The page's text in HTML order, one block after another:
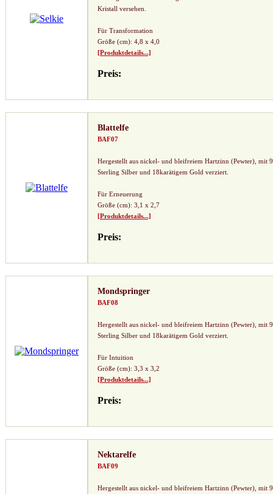
Kristall versehen.
Für Transformation
Größe (cm): 4,8 x 4,0
[Produktdetails...]
Preis:
Blattelfe
BAF07
Hergestellt aus nickel- und bleifreiem Hartzinn (Pewter), mit
Sterling Silber und 18karätigem Gold verziert.
Für Erneuerung
Größe (cm): 3,1 x 2,7
[Produktdetails...]
Preis:
Mondspringer
BAF08
Hergestellt aus nickel- und bleifreiem Hartzinn (Pewter), mit
Sterling Silber und 18karätigem Gold verziert.
Für Intuition
Größe (cm): 3,3 x 3,2
[Produktdetails...]
Preis:
Nektarelfe
BAF09
Hergestellt aus nickel- und bleifreiem Hartzinn (Pewter), mit